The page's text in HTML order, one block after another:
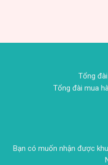
Tổng
Tổng đài mua
Bạn có muốn nhận được